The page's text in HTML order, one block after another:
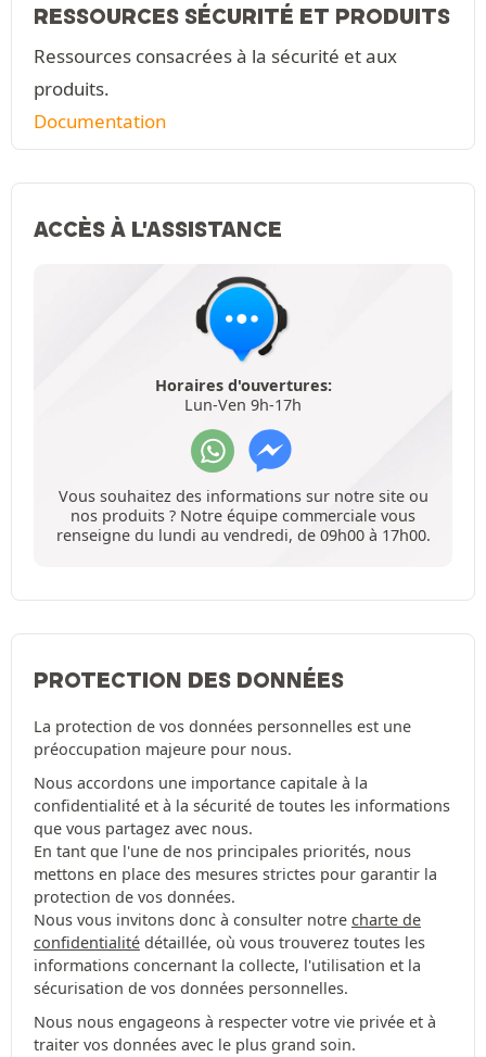
RESSOURCES SÉCURITÉ ET PRODUITS
Ressources consacrées à la sécurité et aux
produits.
Documentation
ACCÈS À L'ASSISTANCE
Horaires d'ouvertures:
Lun-Ven 9h-17h
Vous souhaitez des informations sur notre site ou
nos produits ? Notre équipe commerciale vous
renseigne du lundi au vendredi, de 09h00 à 17h00.
PROTECTION DES DONNÉES
La protection de vos données personnelles est une
préoccupation majeure pour nous.
Nous accordons une importance capitale à la
confidentialité et à la sécurité de toutes les informations
que vous partagez avec nous.
En tant que l'une de nos principales priorités, nous
mettons en place des mesures strictes pour garantir la
protection de vos données.
Nous vous invitons donc à consulter notre charte de
confidentialité détaillée, où vous trouverez toutes les
informations concernant la collecte, l'utilisation et la
sécurisation de vos données personnelles.
Nous nous engageons à respecter votre vie privée et à
traiter vos données avec le plus grand soin.